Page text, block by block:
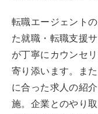
転職エージェント
た就職・転職支援
が丁寧にカウンセ
寄り添います。ま
に合った求人の紹
施。企業とのやり